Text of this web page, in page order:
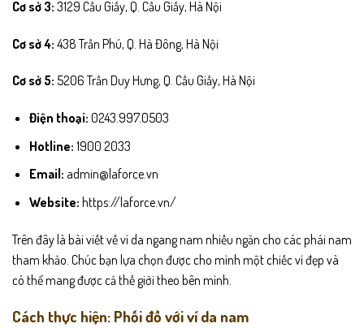
Cơ sở 3: 3129 Cầu Giấy, Q. Cầu Giấy, Hà Nội
Cơ sở4: 438 Trần Phú, Q. Hà Đông, Hà Nội
Cơ sở 5: 5206 Trần Duy Hưng, Q. Cầu Giấy, Hà Nội
Điện thoại: 0243.997.0503
Hotline: 1900 2033
Email: admin@laforce.vn
Website: https://laforce.vn/
Trên đây là bài viết về ví da ngang nam nhiều ngăn cho các phái nam
tham khảo. Chúc bạn lựa chọn được cho mình một chiếc ví đẹp và
có thể mang được cả thế giới theo bên mình.
Cách thực hiện: Phối đồ với ví da nam